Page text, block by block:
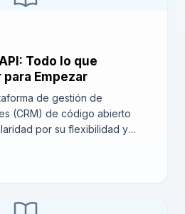
Todo lo que
para Empezar
de gestión de
(CRM) de código abierto
por su flexibilidad y
. Esta funcionalidad permite
En este […]